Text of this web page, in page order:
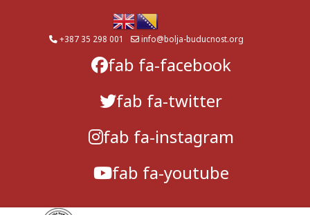
+387 35 298 001 info@bolja-buducnost.org
fab fa-facebook
fab fa-twitter
fab fa-instagram
fab fa-youtube